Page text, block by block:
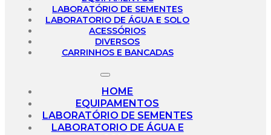
LABORATÓRIO DE SEMENTES
LABORATORIO DE ÁGUA E SOLO
ACESSÓRIOS
DIVERSOS
CARRINHOS E BANCADAS
HOME
EQUIPAMENTOS
LABORATÓRIO DE SEMENTES
LABORATORIO DE ÁGUA E